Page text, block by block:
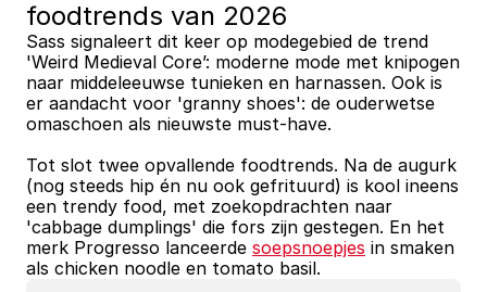
foodtrends van 2026
Sass signaleert dit keer op modegebied de trend
'Weird Medieval Core’: moderne mode met knipogen
naar middeleeuwse tunieken en harnassen. Ook is
er aandacht voor 'granny shoes': de ouderwetse
omaschoen als nieuwste must-have.
Tot slot twee opvallende foodtrends. Na de augurk
(nog steeds hip én nu ook gefrituurd) is kool ineens
een trendy food, met zoekopdrachten naar
'cabbage dumplings' die fors zijn gestegen. En het
merk Progresso lanceerde soepsnoepjes in smaken
als chicken noodle en tomato basil.